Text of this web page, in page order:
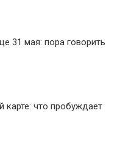
31 мая: пора говорить
карте: что пробуждает